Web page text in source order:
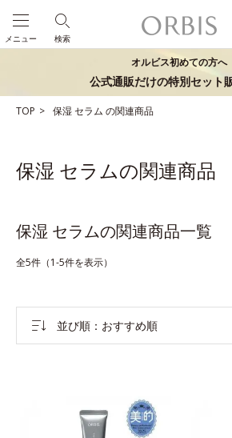
検索
メニュー
オルビス初めての方へ
公式通販だけの特別セット
TOP 保湿セラム の関連商品
保湿 セラムの関連商品
保湿 セラムの関連商品一覧
全5件（1-5件を表示）
並び順 おすすめ順